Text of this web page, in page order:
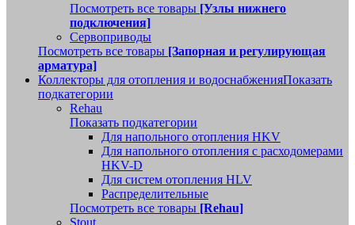
Посмотреть все товары [Узлы нижнего
подключения]
Сервоприводы
Посмотреть все товары [Запорная и регулирующая
арматура]
Коллекторы для отопления и водоснабженияПоказать
подкатегории
Rehau
Показать подкатегории
Для напольного отопления HKV
Для напольного отопления с расходомерами
HKV-D
Для систем отопления HLV
Распределительные
Посмотреть все товары [Rehau]
Stout